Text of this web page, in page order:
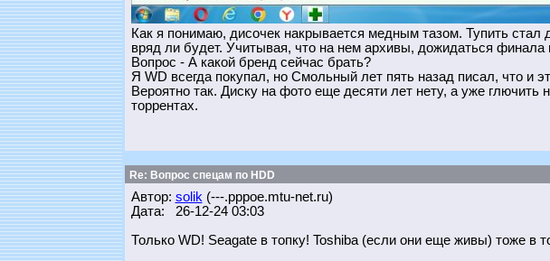
Как я понимаю, дисочек накрывается медным тазом. Тупить стал
вряд ли будет. Учитывая, что на нем архивы, дожидаться финала
Вопрос - А какой бренд сейчас брать?
Я WD всегда покупал, но Смольный лет пять назад писал, что и
Вероятно так. Диску на фото еще десяти лет нету, а уже
торрентах.
Re: Вопрос спецам по HDD
Автор: solik (---.pppoe.mtu-net.ru)
Дата: 26-12-24 03:03
Только WD! Seagate в топку! Toshiba (если они еще живы) тоже в